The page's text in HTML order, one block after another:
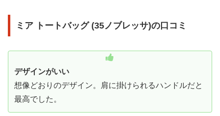
ミア トートバッグ (35ノブレッサ)の口コミ
デザインがいい
想像どおりのデザイン。肩に掛けられるハンドルだと
最高でした。